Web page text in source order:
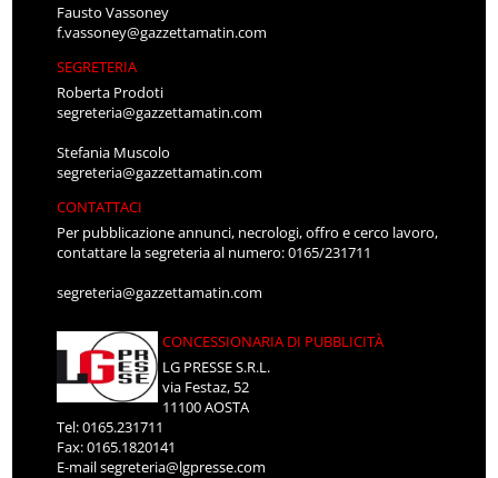
Fausto Vassoney
f.vassoney@gazzettamatin.com
SEGRETERIA
Roberta Prodoti
segreteria@gazzettamatin.com
Stefania Muscolo
segreteria@gazzettamatin.com
CONTATTACI
Per pubblicazione annunci, necrologi, offro e cerco lavoro,
contattare la segreteria al numero: 0165/231711
segreteria@gazzettamatin.com
CONCESSIONARIA DI PUBBLICITÀ
LG PRESSE S.R.L.
via Festaz, 52
11100 AOSTA
Tel: 0165.231711
Fax: 0165.1820141
E-mailsegreteria@lgpresse.com